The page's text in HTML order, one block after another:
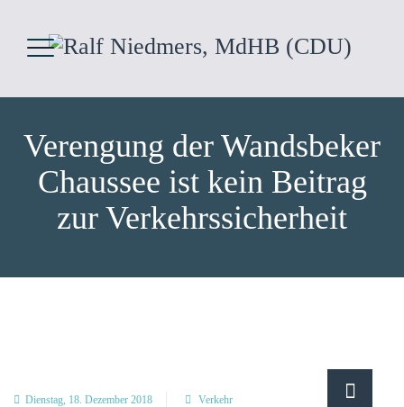
Verengung der Wandsbeker
Chaussee ist kein Beitrag
zur Verkehrssicherheit
Dienstag, 18. Dezember 2018 Verkehr